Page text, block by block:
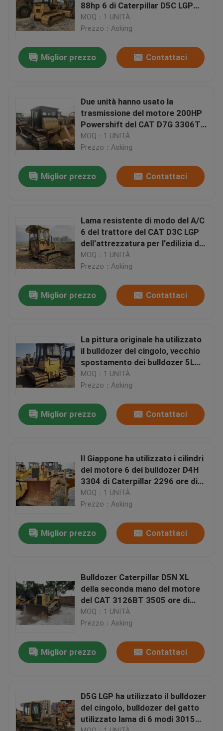
Prodotti
Circa noi
Giro della fabbrica
Contattici
Company News
bulldozer utilizzato del cingolo
Bulldozer utilizzato del CAT
88hp 6 di Caterpillar D5C LGP
3046 del bulldozer del cingolo
MOQ：1 UNITÀ
Prezzo：Asking
Miglior prezzo Contattaci
Due unità hanno usato la
trasmissione del motore 200HP
Powershift del CAT D7G 3306T
del bulldozer del cingolo
MOQ：1 UNITÀ
Prezzo：Asking
Miglior prezzo Contattaci
Lama resistente di modo del A/C
6 del trattore del CAT D3C LGP
dell'attrezzatura per l'edilizia dal
motore del CAT 3046
MOQ：1 UNITÀ
Prezzo：Asking
Miglior prezzo Contattaci
La pittura originale ha utilizzato
il bulldozer del cingolo, vecchio
spostamento dei bulldozer 5L
del gatto di D5C LGP
MOQ：1 UNITÀ
Prezzo：Asking
Miglior prezzo Contattaci
Il Giappone ha utilizzato i cilindri
del motore 6 dei bulldozer D4H
3304 di Caterpillar 2296 ore di
10.2km/h in avanti
MOQ：1 UNITÀ
Prezzo：Asking
Miglior prezzo Contattaci
Bulldozer Caterpillar D5N XL
della seconda mano del motore
del CAT 3126BT 3505 ore di
6cbm di capacità della lama
MOQ：1 UNITÀ
Prezzo：Asking
Miglior prezzo Contattaci
D5G LGP ha utilizzato il bulldozer
del cingolo, bulldozer del gatto
utilizzato lama di 6 modi 3015